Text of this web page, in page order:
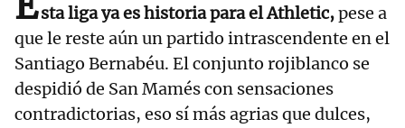
sta liga ya es historia para el Athletic,pese a
que le reste aún un partido intrascendente en el
Santiago Bernabéu. El conjunto rojiblanco se
despidió de San Mamés con sensaciones
contradictorias, eso sí más agrias que dulces,